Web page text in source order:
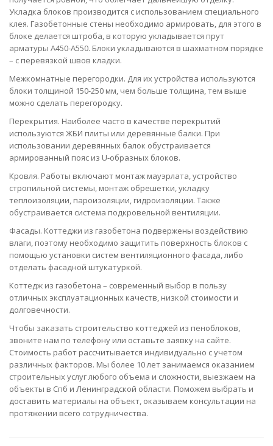
Укладка блоков производится с использованием специального
клея. Газобетонные стены необходимо армировать, для этого в
блоке делается штроба, в которую укладывается прут
арматуры А450-А550. Блоки укладываются в шахматном порядке
– с перевязкой швов кладки.
Межкомнатные перегородки. Для их устройства используются
блоки толщиной 150-250 мм, чем больше толщина, тем выше
можно сделать перегородку.
Перекрытия. Наиболее часто в качестве перекрытий
используются ЖБИ плиты или деревянные балки. При
использовании деревянных балок обустраивается
армированный пояс из U-образных блоков.
Кровля. Работы включают монтаж мауэрлата, устройство
стропильной системы, монтаж обрешетки, укладку
теплоизоляции, пароизоляции, гидроизоляции. Также
обустраивается система подкровельной вентиляции.
Фасады. Коттеджи из газобетона подвержены воздействию
влаги, поэтому необходимо защитить поверхность блоков с
помощью установки систем вентиляционного фасада, либо
отделать фасадной штукатуркой.
Коттедж из газобетона – современный выбор в пользу
отличных эксплуатационных качеств, низкой стоимости и
долговечности.
Чтобы заказать строительство коттеджей из пеноблоков,
звоните нам по телефону или оставьте заявку на сайте.
Стоимость работ рассчитывается индивидуально с учетом
различных факторов. Мы более 10 лет занимаемся оказанием
строительных услуг любого объема и сложности, выезжаем на
объекты в Спб и Ленинградской области. Поможем выбрать и
доставить материалы на объект, оказываем консультации на
протяжении всего сотрудничества.